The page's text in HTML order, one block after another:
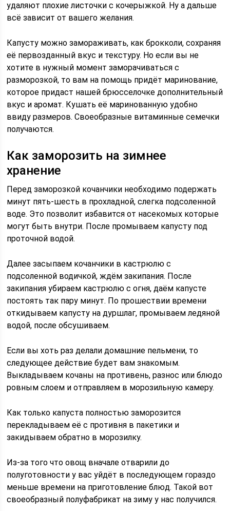
удаляют плохие листочки с кочерыжкой. Ну а дальше
всё зависит от вашего желания.
Капусту можно замораживать, как брокколи, сохраняя
её первозданный вкус и текстуру. Но если вы не
хотите в нужный момент заморачиваться с
разморозкой, то вам на помощь придёт маринование,
которое придаст нашей брюсселочке дополнительный
вкус и аромат. Кушать её маринованную удобно
ввиду размеров. Своеобразные витаминные семечки
получаются.
Как заморозить на зимнее
хранение
Перед заморозкой кочанчики необходимо подержать
минут пять-шесть в прохладной, слегка подсоленной
воде. Это позволит избавится от насекомых которые
могут быть внутри. После промываем капусту под
проточной водой.
Далее засыпаем кочанчики в кастрюлю с
подсоленной водичкой, ждём закипания. После
закипания убираем кастрюлю с огня, даём капусте
постоять так пару минут. По прошествии времени
откидываем капусту на дуршлаг, промываем ледяной
водой, после обсушиваем.
Если вы хоть раз делали домашние пельмени, то
следующее действие будет вам знакомым.
Выкладываем кочаны на противень, разнос или блюдо
ровным слоем и отправляем в морозильную камеру.
Как только капуста полностью заморозится
перекладываем её с противня в пакетики и
закидываем обратно в морозилку.
Из-за того что овощ вначале отварили до
полуготовности у вас уйдёт в последующем гораздо
меньше времени на приготовление блюд. Такой вот
своеобразный полуфабрикат на зиму у нас получился.